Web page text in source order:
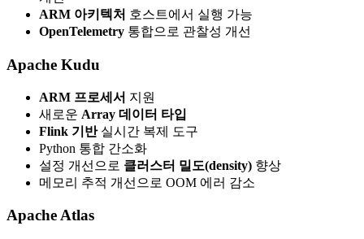
ARM 아키텍처 호스트에서 실행 가능
OpenTelemetry 통합으로 관찰성 개선
Apache Kudu
ARM 프로세서 지원
새로운 Array 데이터 타입
Flink 기반실시간 복제 도구
Python 통합 간소화
설정 개선으로 클러스터 밀도(density) 향상
메모리 추적 개선으로 OOM 에러 감소
Apache Atlas